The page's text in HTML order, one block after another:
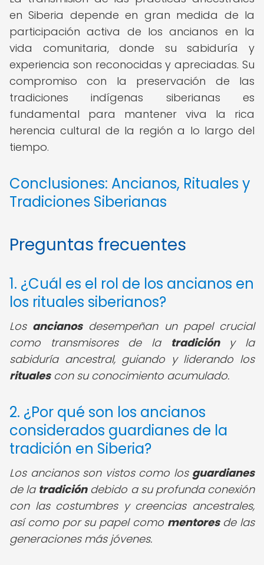
en Siberia depende en gran medida de la
participación activa de los ancianos en la
vida comunitaria, donde su sabiduría y
experiencia son reconocidas y apreciadas. Su
compromiso con la preservación de las
tradiciones indígenas siberianas es
fundamental para mantener viva la rica
herencia cultural de la región a lo largo del
tiempo.
Conclusiones: Ancianos, Rituales y
Tradiciones Siberianas
Preguntas frecuentes
1. ¿Cuál es el rol de los ancianos en
los rituales siberianos?
Los ancianosdesempeñan un papel crucial
como transmisores de la tradicióny la
sabiduría ancestral, guiando y liderando los
ritualescon su conocimiento acumulado.
2. ¿Por qué son los ancianos
considerados guardianes de la
tradición en Siberia?
Los ancianos son vistos como los guardianes
de la tradicióndebido a su profunda conexión
con las costumbres y creencias ancestrales,
así como por su papel como mentoresde las
generaciones más jóvenes.